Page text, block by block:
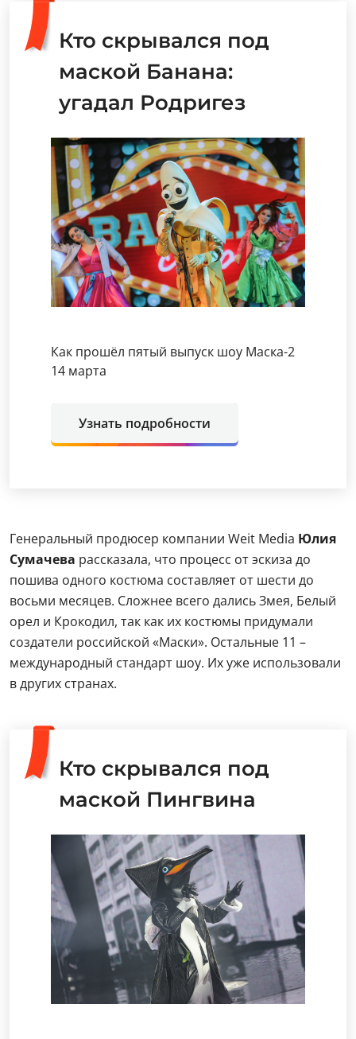
Кто скрывался под
маской Банана:
угадал Родригез
Как прошёл пятый выпуск шоу Маска-2
14 марта
Узнать подробности
Генеральный продюсер компании Weit Media Юлия
Сумачева рассказала, что процесс от эскиза до
пошива одного костюма составляет от шести до
восьми месяцев. Сложнее всего дались Змея, Белый
орел и Крокодил, так как их костюмы придумали
создатели российской «Маски». Остальные 11 –
международный стандарт шоу. Их уже использовали
в других странах.
Кто скрывался под
маской Пингвина